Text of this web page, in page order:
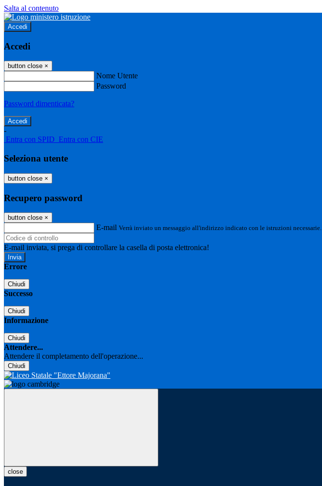
Salta al contenuto
Accedi
Accedi
button close ×
Nome Utente
Password
Password dimenticata?
-
Entra con SPID Entra con CIE
Seleziona utente
button close ×
Recupero password
button close ×
E-mail Verrà inviato un messaggio all'indirizzo indicato con le istruzioni necessarie.
E-mail inviata, si prega di controllare la casella di posta elettronica!
Errore
Chiudi
Successo
Chiudi
Informazione
Chiudi
Attendere...
Attendere il completamento dell'operazione...
Chiudi
close